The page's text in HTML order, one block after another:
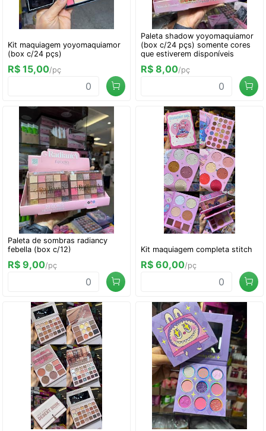
Kit maquiagem yoyomaquiamor
(box c/24 pçs)
R$ 15,00/pç
Paleta shadow yoyomaquiamor
(box c/24 pçs) somente cores
que estiverem disponíveis
R$ 8,00/pç
Paleta de sombras radiancy
febella (box c/12)
R$ 9,00/pç
Kit maquiagem completa stitch
R$ 60,00/pç